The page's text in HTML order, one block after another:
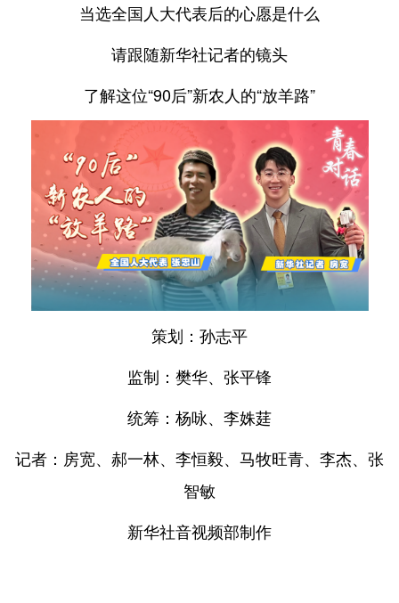
当选全国人大代表后的心愿是什么
请跟随新华社记者的镜头
了解这位“90后”新农人的“放羊路”
策划：孙志平
监制：樊华、张平锋
统筹：杨咏、李姝莛
记者：房宽、郝一林、李恒毅、马牧旺青、李杰、张
智敏
新华社音视频部制作